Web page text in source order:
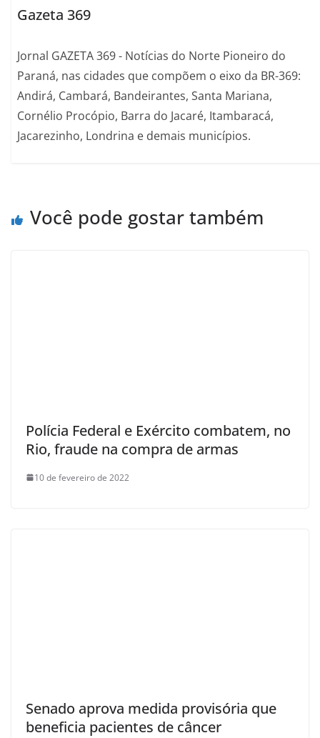
Gazeta 369
Jornal GAZETA 369 - Notícias do Norte Pioneiro do
Paraná, nas cidades que compõem o eixo da BR-369:
Andirá, Cambará, Bandeirantes, Santa Mariana,
Cornélio Procópio, Barra do Jacaré, Itambaracá,
Jacarezinho, Londrina e demais municípios.
Você pode gostar também
Polícia Federal e Exército combatem, no
Rio, fraude na compra de armas
10 de fevereiro de 2022
Senado aprova medida provisória que
beneficia pacientes de câncer